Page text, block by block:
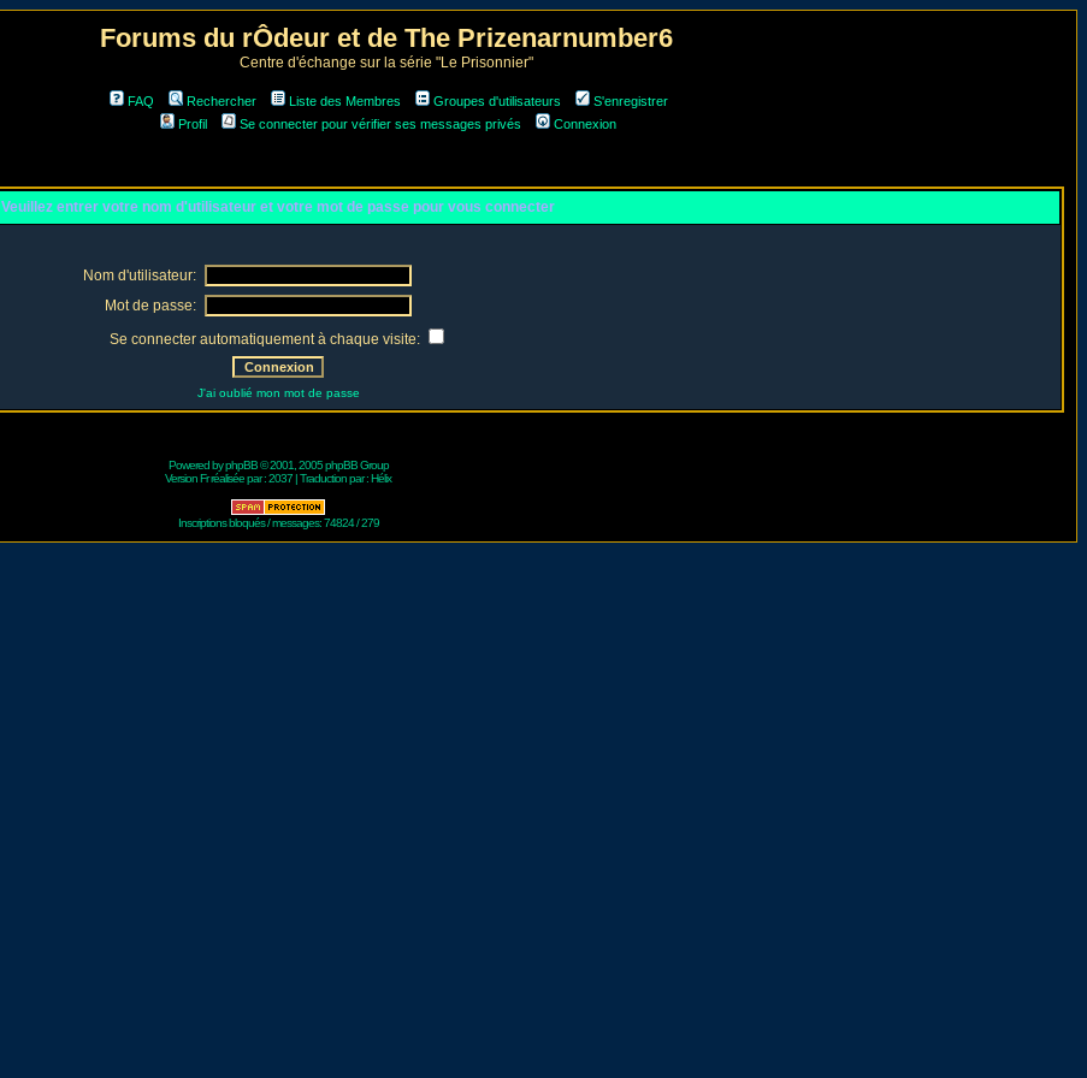
Forums du rÔdeur et de The Prizenarnumber6
Centre d'échange sur la série "Le Prisonnier"
FAQ Rechercher Liste des Membres Groupes d'utilisateurs
S'enregistrer
Profil
Se connecter pour vérifier ses messages privés Connexion
Veuillez entrer votre nom d'utilisateur et votre mot de passe pour vous connecter
Nom d'utilisateur:
Mot de passe:
Se connecter automatiquement à chaque visite:
J'ai oublié mon mot de passe
Powered byphpBB© 2001, 2005 phpBB Group
Version Fr réalisée par :2037 | Traduction par :Hélix
Inscriptions bloqués / messages: 74824 / 279